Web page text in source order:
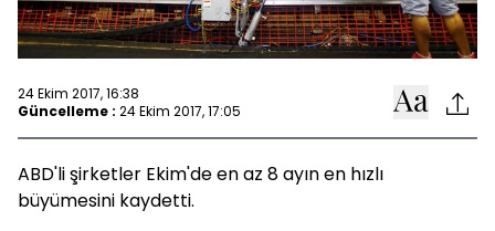
24 Ekim 2017, 16:38
Güncelleme : 24 Ekim 2017, 17:05
ABD'li şirketler Ekim'de en az 8 ayın en hızlı
büyümesini kaydetti.